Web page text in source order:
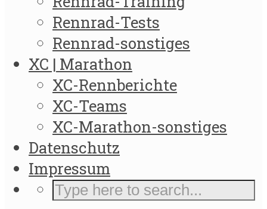
Rennrad-Tests
Rennrad-sonstiges
XC | Marathon
XC-Rennberichte
XC-Teams
XC-Marathon-sonstiges
Datenschutz
Impressum